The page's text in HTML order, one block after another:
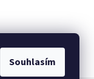
Souhlasím